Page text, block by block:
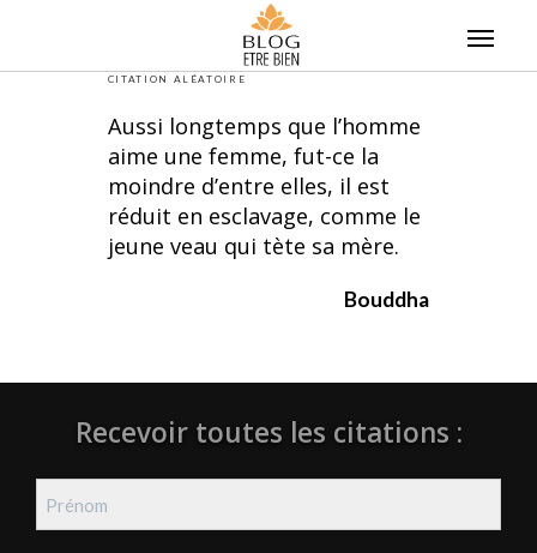
CITATION ALÉATOIRE
Aussi longtemps que l’homme
aime une femme, fut-ce la
moindre d’entre elles, il est
réduit en esclavage, comme le
jeune veau qui tète sa mère.
Bouddha
Recevoir toutes les citations :